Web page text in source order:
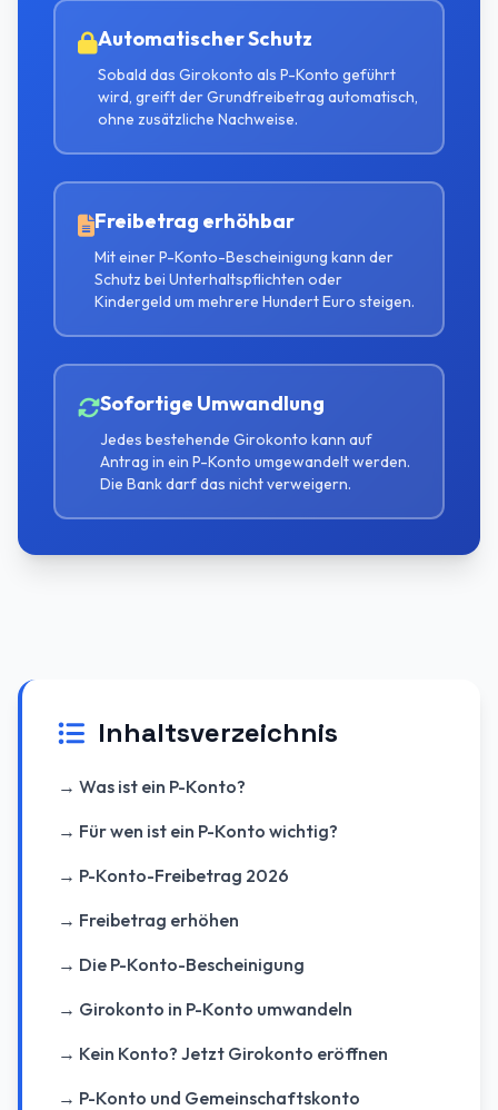
Automatischer Schutz
Sobald das Girokonto als P-Konto geführt
wird, greift der Grundfreibetrag automatisch,
ohne zusätzliche Nachweise.
Freibetrag erhöhbar
Mit einer P-Konto-Bescheinigung kann der
Schutz bei Unterhaltspflichten oder
Kindergeld um mehrere Hundert Euro steigen.
Sofortige Umwandlung
Jedes bestehende Girokonto kann auf
Antrag in ein P-Konto umgewandelt werden.
Die Bank darf das nicht verweigern.
Inhaltsverzeichnis
→ Was ist ein P-Konto?
→ Für wen ist ein P-Konto wichtig?
→ P-Konto-Freibetrag 2026
→ Freibetrag erhöhen
→ Die P-Konto-Bescheinigung
→ Girokonto in P-Konto umwandeln
→ Kein Konto? Jetzt Girokonto eröffnen
→ P-Konto und Gemeinschaftskonto